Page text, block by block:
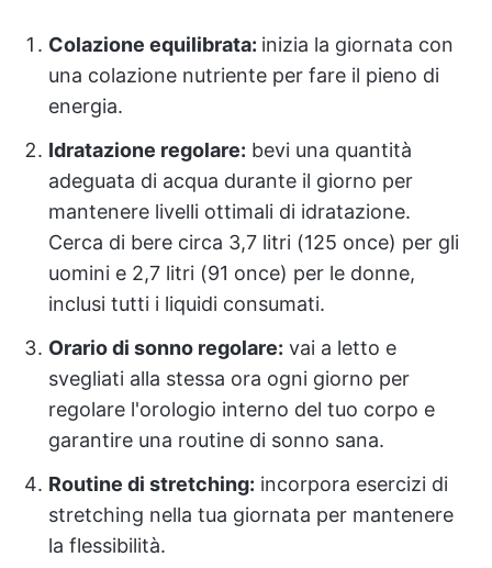
Colazione equilibrata: inizia la giornata con
una colazione nutriente per fare il pieno di
energia.
Idratazione regolare: bevi una quantità
adeguata di acqua durante il giorno per
mantenere livelli ottimali di idratazione.
Cerca di bere circa 3,7 litri (125 once) per gli
uomini e 2,7 litri (91 once) per le donne,
inclusi tutti i liquidi consumati.
Orario di sonno regolare: vai a letto e
svegliati alla stessa ora ogni giorno per
regolare l'orologio interno del tuo corpo e
garantire una routine di sonno sana.
Routine di stretching: incorpora esercizi di
stretching nella tua giornata per mantenere
la flessibilità.